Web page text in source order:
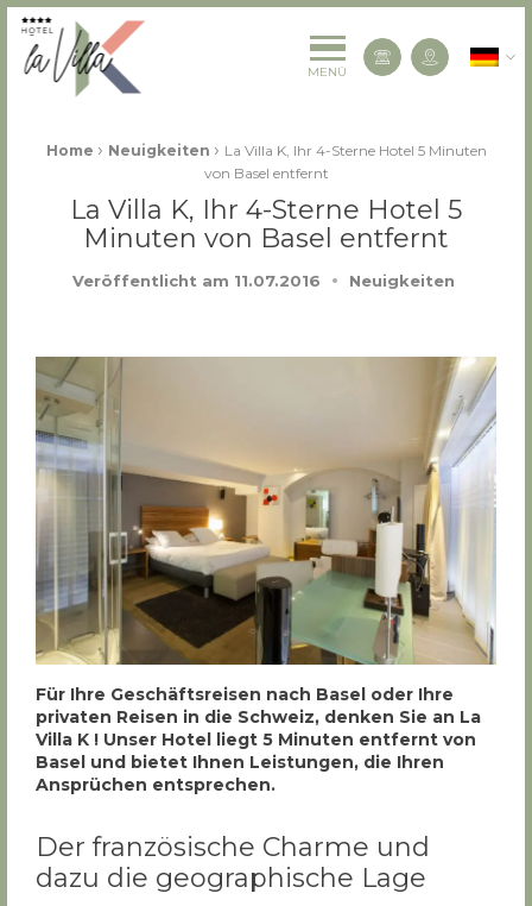
La Villa K Hôtel Spa Restaurant 4 étoiles
MENÜ Kontaktiere
Fil d'Ariane :
Home › Neuigkeiten › La Villa K, Ihr 4-Sterne Hotel 5 Minuten
von Basel entfernt
La Villa K, Ihr 4-Sterne Hotel 5
Minuten von Basel entfernt
Veröffentlicht am 11.07.2016 Neuigkeiten
Für Ihre Geschäftsreisen nach Basel oder Ihre
privaten Reisen in die Schweiz, denken Sie an La
Villa K ! Unser Hotel liegt 5 Minuten entfernt von
Basel und bietet Ihnen Leistungen, die Ihren
Ansprüchen entsprechen.
Der französische Charme und
dazu die geographische Lage